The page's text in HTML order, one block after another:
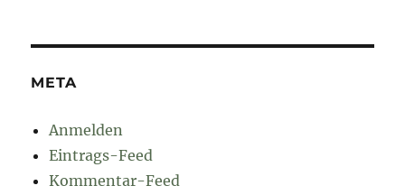
META
Anmelden
Eintrags-Feed
Kommentar-Feed